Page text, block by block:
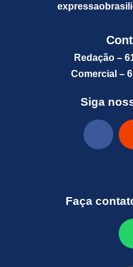
Redação –
Comercial –
Siga
Faça